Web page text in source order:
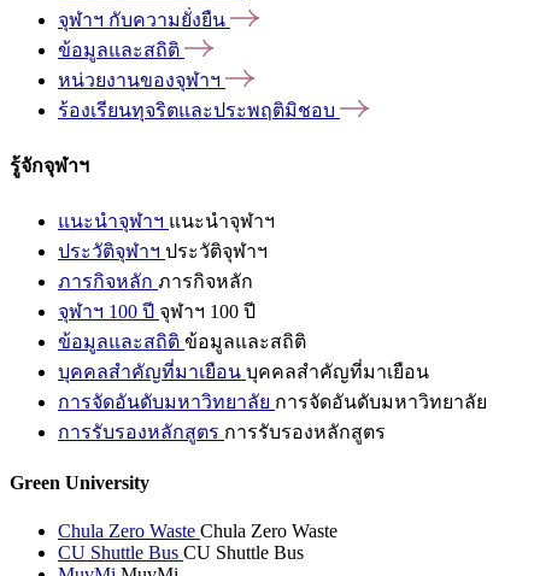
จุฬาฯ กับความยั่งยืน
ข้อมูลและสถิติ
หน่วยงานของจุฬาฯ
ร้องเรียนทุจริตและประพฤติมิชอบ
รู้จักจุฬาฯ
แนะนำจุฬาฯ แนะนำจุฬาฯ
ประวัติจุฬาฯ ประวัติจุฬาฯ
ภารกิจหลัก ภารกิจหลัก
จุฬาฯ 100 ปี จุฬาฯ 100 ปี
ข้อมูลและสถิติ ข้อมูลและสถิติ
บุคคลสำคัญที่มาเยือน บุคคลสำคัญที่มาเยือน
การจัดอันดับมหาวิทยาลัย การจัดอันดับมหาวิทยาลัย
การรับรองหลักสูตร การรับรองหลักสูตร
Green University
Chula Zero Waste Chula Zero Waste
CU Shuttle Bus CU Shuttle Bus